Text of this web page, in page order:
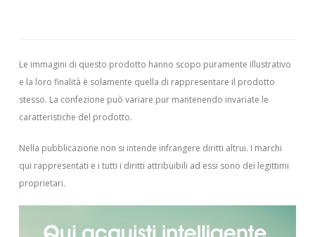
Le immagini di questo prodotto hanno scopo puramente illustrativo
e la loro finalità è solamente quella di rappresentare il prodotto
stesso. La confezione può variare pur mantenendo invariate le
caratteristiche del prodotto.
Nella pubblicazione non si intende infrangere diritti altrui. I marchi
qui rappresentati e i tutti i diritti attribuibili ad essi sono dei legittimi
proprietari.